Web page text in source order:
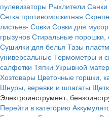
пулевизаторы Рыхлители Санки
Сетка противомоскитная
листьев- Совки Совки для
грызунов Стиральные порошки,
Сушилки для белья Тазы
универсальные Термометры и
салфетки Тяпки Укрывной
Хозтовары Цветочные горшки,
Шнуры, веревки и шпагаты
Электроинструмент,
Перейти в категорию